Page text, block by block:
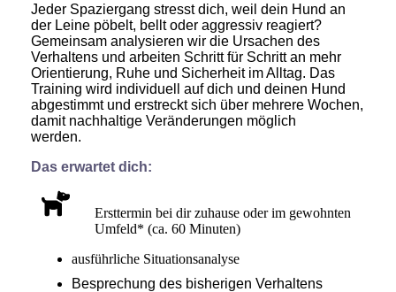
Jeder Spaziergang stresst dich, weil dein Hund an
der Leine pöbelt, bellt oder aggressiv reagiert?
Gemeinsam analysieren wir die Ursachen des
Verhaltens und arbeiten Schritt für Schritt an mehr
Orientierung, Ruhe und Sicherheit im Alltag. Das
Training wird individuell auf dich und deinen Hund
abgestimmt und erstreckt sich über mehrere Wochen,
damit nachhaltige Veränderungen möglich
werden.
Das erwartet dich:
Ersttermin bei dir zuhause oder im gewohnten
Umfeld* (ca. 60 Minuten)
ausführliche Situationsanalyse
Besprechung des bisherigen Verhaltens